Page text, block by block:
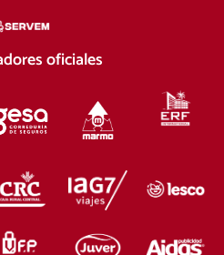
oficiales